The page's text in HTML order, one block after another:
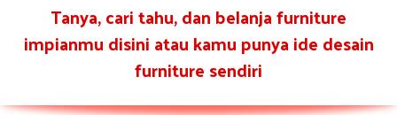
Tanya, cari tahu, dan belanja furniture
impianmu disini atau kamu punya ide desain
furniture sendiri